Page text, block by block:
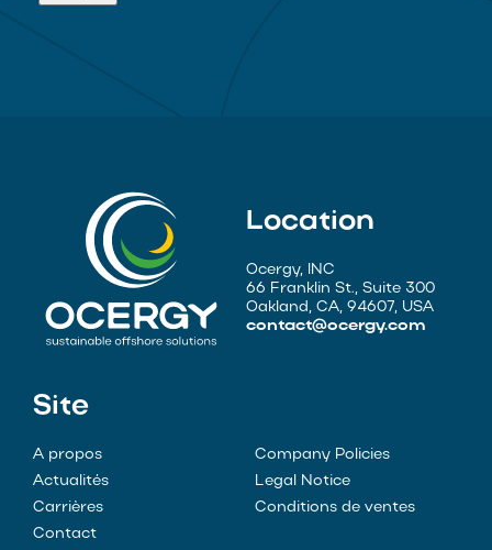
Location
Ocergy, INC
66 Franklin St., Suite 300
Oakland, CA, 94607, USA
contact@ocergy.com
Site
A propos
Actualités
Carrières
Contact
Company Policies
Legal Notice
Conditions de ventes